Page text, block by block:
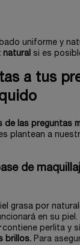
uniforme y
natural si es
a tus
de las preguntas
plantean a
de
grasa por
en su piel.
contiene perlita y
brillos. Para